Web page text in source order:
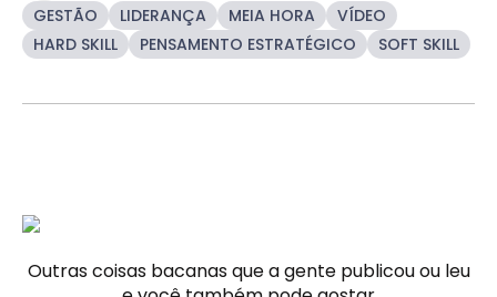
GESTÃO LIDERANÇA MEIA HORA
VÍDEO
HARD SKILL
PENSAMENTO ESTRATÉGICO SOFT SKILL
Outras coisas bacanas que a gente publicou ou leu